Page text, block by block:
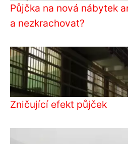
Půjčka na nová nábytek
a nezkrachovat?
Zničující efekt půjček